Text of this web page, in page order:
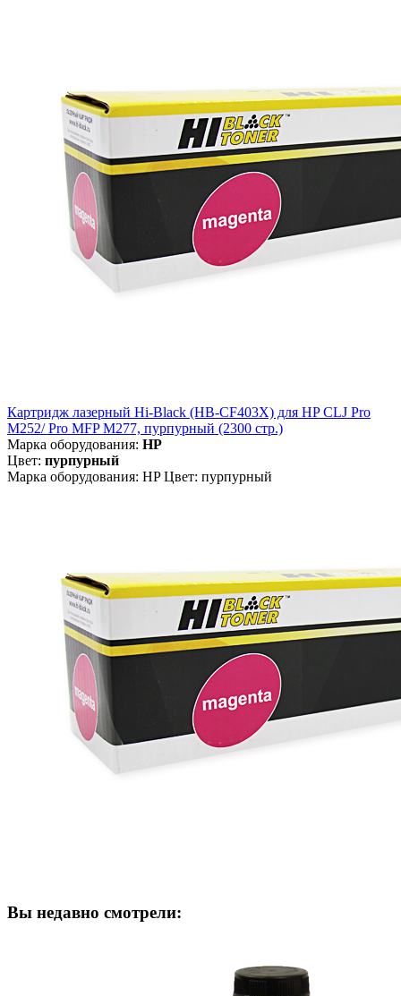
Картридж лазерный Hi-Black (HB-CF403X) для HP CLJ Pro
M252/ Pro MFP M277, пурпурный (2300 стр.)
Марка оборудования: HP
Цвет: пурпурный
Марка оборудования: HP Цвет: пурпурный
Вы недавно смотрели: